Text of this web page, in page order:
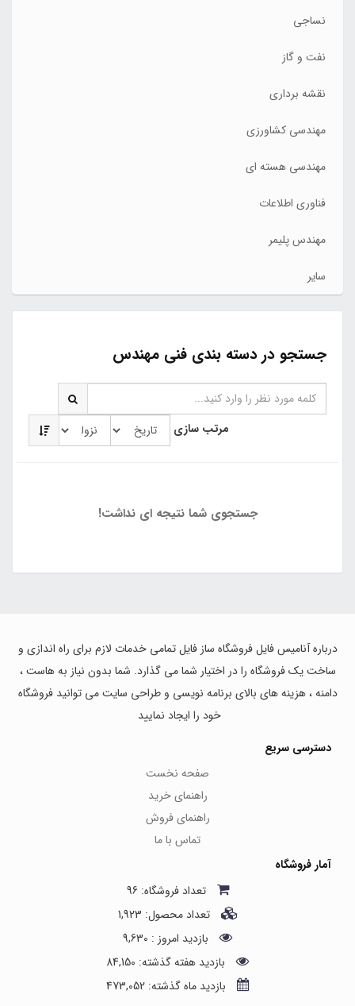
نساجی
نفت و گاز
نقشه برداری
مهندسی کشاورزی
مهندسی هسته ای
فناوری اطلاعات
مهندس پلیمر
سایر
جستجو در دسته بندی فنی مهندس
مرتب سازی
جستجوی شما نتیجه ای نداشت!
درباره آنامیس فایل فروشگاه ساز فایل تمامی خدمات لازم برای راه اندازی و
ساخت یک فروشگاه را در اختیار شما می گذارد. شما بدون نیاز به هاست ،
دامنه ، هزینه های بالای برنامه نویسی و طراحی سایت می توانید فروشگاه
خود را ایجاد نمایید
دسترسی سریع
صفحه نخست
راهنمای خرید
راهنمای فروش
تماس با ما
آمار فروشگاه
تعداد فروشگاه: 96
تعداد محصول: 1,923
بازدید امروز : 9,630
بازدید هفته گذشته: 84,150
بازدید ماه گذشته: 473,052